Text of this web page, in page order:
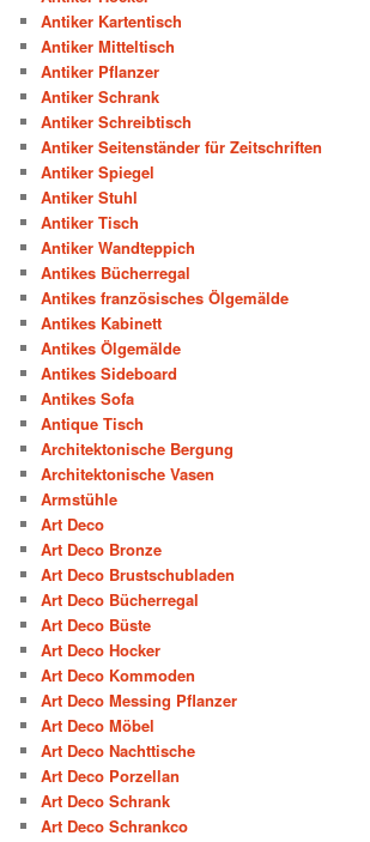
Antiker Kartentisch
Antiker Mitteltisch
Antiker Pflanzer
Antiker Schrank
Antiker Schreibtisch
Antiker Seitenständer für Zeitschriften
Antiker Spiegel
Antiker Stuhl
Antiker Tisch
Antiker Wandteppich
Antikes Bücherregal
Antikes französisches Ölgemälde
Antikes Kabinett
Antikes Ölgemälde
Antikes Sideboard
Antikes Sofa
Antique Tisch
Architektonische Bergung
Architektonische Vasen
Armstühle
Art Deco
Art Deco Bronze
Art Deco Brustschubladen
Art Deco Bücherregal
Art Deco Büste
Art Deco Hocker
Art Deco Kommoden
Art Deco Messing Pflanzer
Art Deco Möbel
Art Deco Nachttische
Art Deco Porzellan
Art Deco Schrank
Art Deco Schrankco